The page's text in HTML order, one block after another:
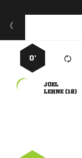
0’

 